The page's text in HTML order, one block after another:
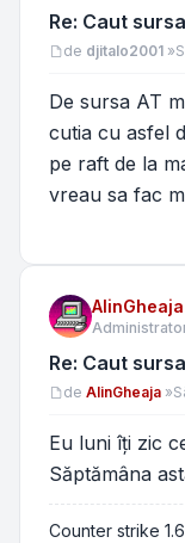
Re: Caut
Mesaj
de djitalo2001 »
De sursa AT
cutia cu asfel
pe raft de la
vreau sa fac
AlinGheaja
Re: Caut
Mesaj
de AlinGheaja »
Eu luni îți zic
Săptămâna
Counter strike